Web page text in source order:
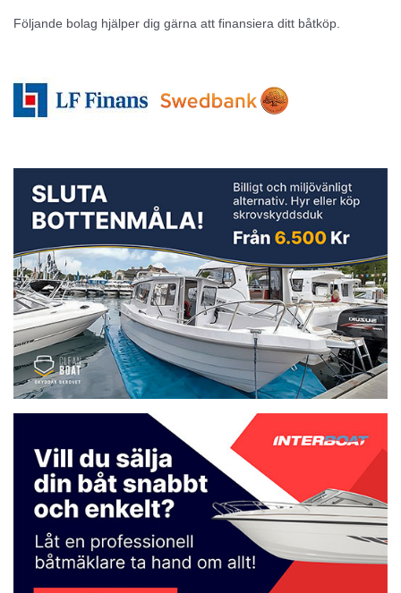
Följande bolag hjälper dig gärna att finansiera ditt båtköp.